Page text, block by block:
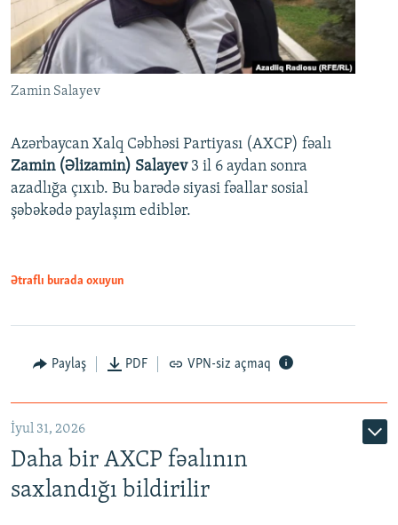
Zamin Salayev
Azərbaycan Xalq Cəbhəsi Partiyası (AXCP) fəalı
Zamin (Əlizamin) Salayev 3 il 6 aydan sonra
azadlığa çıxıb. Bu barədə siyasi fəallar sosial
şəbəkədə paylaşım ediblər.
Ətraflı burada oxuyun
Paylaş PDF VPN-siz açmaq
İyul 31, 2026
Daha bir AXCP fəalının
saxlandığı bildirilir